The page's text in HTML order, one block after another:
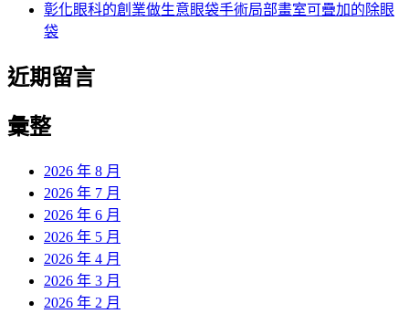
彰化眼科的創業做生意眼袋手術局部畫室可疊加的除眼
袋
近期留言
彙整
2026 年 8 月
2026 年 7 月
2026 年 6 月
2026 年 5 月
2026 年 4 月
2026 年 3 月
2026 年 2 月